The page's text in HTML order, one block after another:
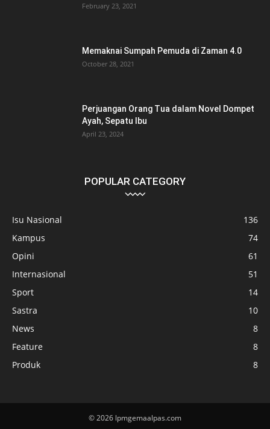
February 23, 2021
Memaknai Sumpah Pemuda di Zaman 4.0
October 28, 2021
Perjuangan Orang Tua dalam Novel Dompet
Ayah, Sepatu Ibu
April 23, 2024
POPULAR CATEGORY
Isu Nasional
136
Kampus
74
Opini
61
Internasional
51
Sport
14
Sastra
10
News
8
Feature
8
Produk
8
© 2026 lpmgemaalpas.com